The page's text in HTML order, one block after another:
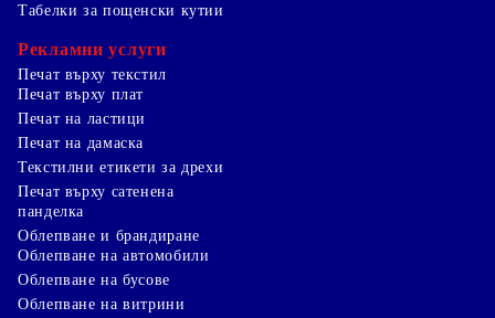
Табелки за пощенски кутии
Рекламни услуги
Печат върху текстил
Печат върху плат
Печат на ластици
Печат на дамаска
Текстилни етикети за дрехи
Печат върху сатенена
панделка
Облепване и брандиране
Облепване на автомобили
Облепване на бусове
Облепване на витрини